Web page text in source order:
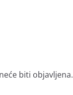
biti objavljena.